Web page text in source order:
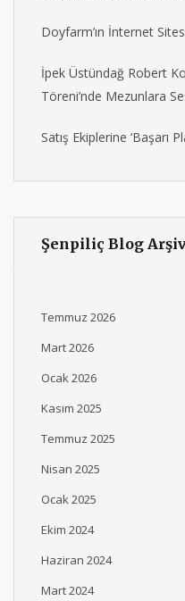
Doyfarm’ın İnternet
İpek Üstündağ Robert
Töreni’nde Mezunlara
Satış Ekiplerine ‘Başarı
Şenpiliç Blog
Temmuz 2026
Mart 2026
Ocak 2026
Kasım 2025
Temmuz 2025
Nisan 2025
Ocak 2025
Ekim 2024
Haziran 2024
Mart 2024